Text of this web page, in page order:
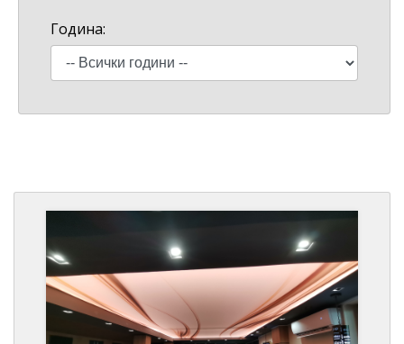
Година: